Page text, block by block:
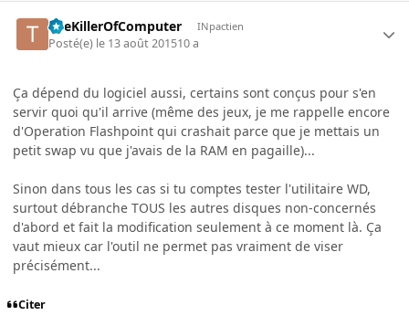
TheKillerOfComputer INpactien
Posté(e) le 13 août 201510 a
Ça dépend du logiciel aussi, certains sont conçus pour s'en
servir quoi qu'il arrive (même des jeux, je me rappelle encore
d'Operation Flashpoint qui crashait parce que je mettais un
petit swap vu que j'avais de la RAM en pagaille)...
Sinon dans tous les cas si tu comptes tester l'utilitaire WD,
surtout débranche TOUS les autres disques non-concernés
d'abord et fait la modification seulement à ce moment là. Ça
vaut mieux car l'outil ne permet pas vraiment de viser
précisément...
Citer